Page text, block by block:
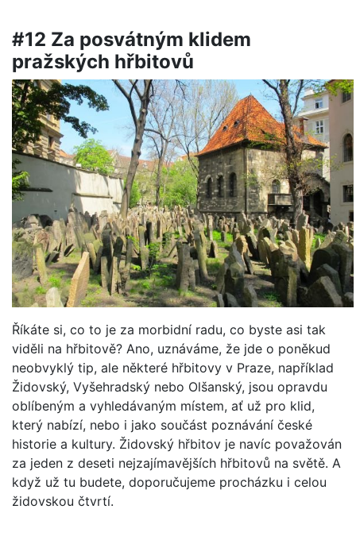
#12 Za posvátným klidem
pražských hřbitovů
Říkáte si, co to je za morbidní radu, co byste asi tak
viděli na hřbitově? Ano, uznáváme, že jde o poněkud
neobvyklý tip, ale některé hřbitovy v Praze, například
Židovský, Vyšehradský nebo Olšanský, jsou opravdu
oblíbeným a vyhledávaným místem, ať už pro klid,
který nabízí, nebo i jako součást poznávání české
historie a kultury. Židovský hřbitov je navíc považován
za jeden z deseti nejzajímavějších hřbitovů na světě. A
když už tu budete, doporučujeme procházku i celou
židovskou čtvrtí.